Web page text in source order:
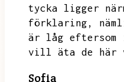
tycka ligger
förklaring,
är låg eftersom
vill äta de här
Sofia